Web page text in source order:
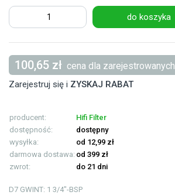
do koszyka
100,65 zł cena dla zarejestrowanych
Zarejestruj się i ZYSKAJ RABAT
producent:
Hifi Filter
dostępność:
dostępny
wysyłka:
od 12,99 zł
darmowa dostawa: od 399 zł
zwrot:
do 21 dni
D7 GWINT: 1 3/4"-BSP